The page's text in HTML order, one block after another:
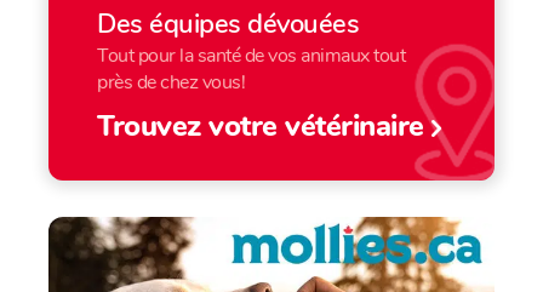
Des équipes dévouées
Tout pour la santé de vos animaux tout
près de chez vous!
Trouvez votre vétérinaire